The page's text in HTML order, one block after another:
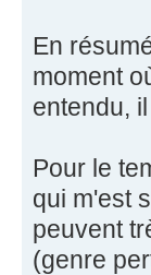
En
moment
entendu,
Pour le
qui m'est
peuvent
(genre